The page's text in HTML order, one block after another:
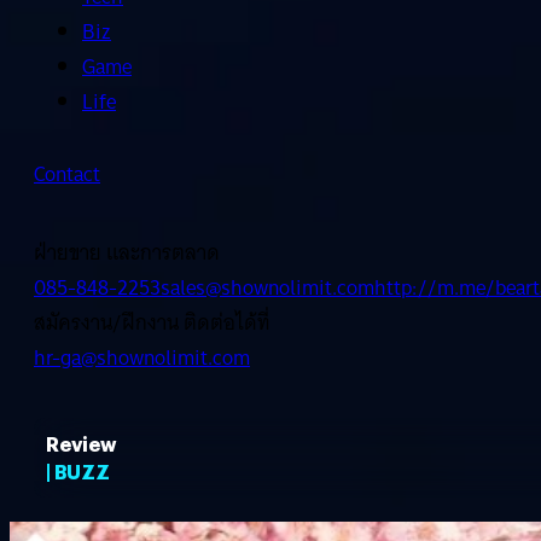
Biz
Game
Life
Contact
ฝ่ายขาย และการตลาด
085-848-2253sales@shownolimit.comhttp://m.me/
สมัครงาน/ฝึกงาน ติดต่อได้ที่
hr-ga@shownolimit.com
Review
| BUZZ